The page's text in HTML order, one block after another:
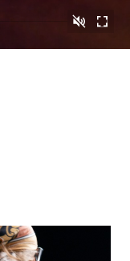
取消静音